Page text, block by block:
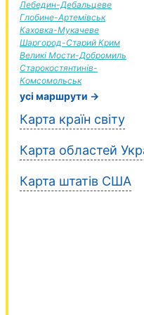
Лебедин-Дебальцеве
Глобине-Артемівськ
Каховка-Мукачеве
Шаргород-Старий Крим
Великі Мости-Добромиль
Старокостянтинів-
Комсомольськ
усі маршрути →
Карта країн світу
Карта областей
Карта штатів США